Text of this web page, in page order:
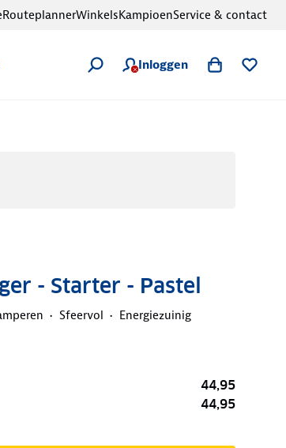
Inloggen
RouteplannerWinkelsKampioenService & contact
- Starter - Pastel
Sfeervol Energiezuinig
44,95
44,95